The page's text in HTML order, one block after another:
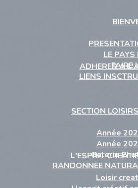
LE PAYS
FAIRE
LIENS
ADHERER A
SECTION LOISIRS
Année
Année
Galerie
RANDONNEE
L'ESPRIT
Loisir